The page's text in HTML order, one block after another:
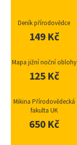
Deník přírodovědce
149 Kč
Mapa jižní noční oblohy
125 Kč
Mikina Přírodovědecká
fakulta UK
650 Kč